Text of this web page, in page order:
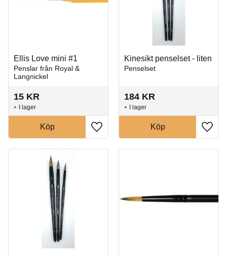
Ellis Love mini #1
Penslar från Royal &
Langnickel
15 KR
Lägg till i favoriter
I lager
Köp
Kinesikt penselset - liten
Penselset
184 KR
Lägg
I lager
Köp